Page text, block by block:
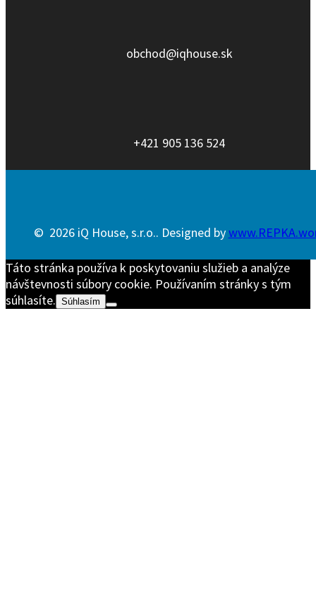
obchod@iqhouse.sk
+421 905 136 524
© 2026 iQ House, s.r.o.. Designed by
Táto stránka používa k poskytovaniu služieb a analýze
návštevnosti súbory cookie. Používaním stránky s tým
súhlasíte. Súhlasím